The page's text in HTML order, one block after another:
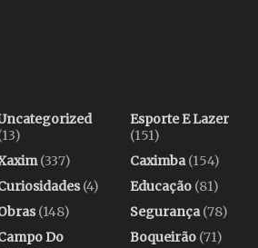
(337)
(4)
(148)
Do
Esporte E Lazer
(151)
Caximba(154)
Educação (81)
Segurança(78)
Boqueirão (71)